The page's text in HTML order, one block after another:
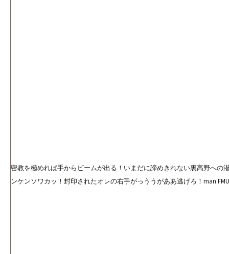
密教を極めれば手からビームが出る！いまだに諦めきれない裏高野への
ンケンソワカッ！封印されたオレの右手がっううがああ逃げろ！man